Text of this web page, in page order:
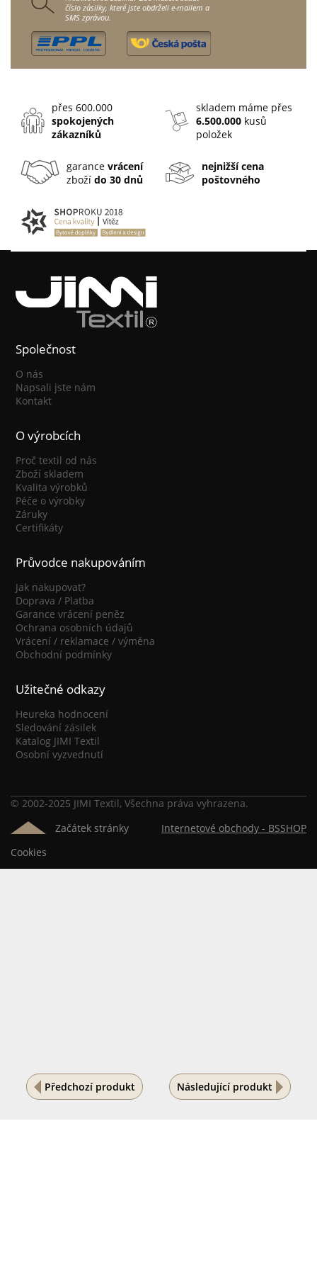
Předchozí produkt Následující produkt
číslo zásilky, které jste obdrželi e-mailem a
SMS zprávou.
přes 600.000
spokojených
zákazníků
skladem máme přes
6.500.000 kusů
položek
garancevrácení
zbožído 30 dnů
nejnižší cena
poštovného
Společnost
O nás
Napsali jste nám
Kontakt
O výrobcích
Proč textil od nás
Zboží skladem
Kvalita výrobků
Péče o výrobky
Záruky
Certifikáty
Průvodce nakupováním
Jak nakupovat?
Doprava / Platba
Garance vrácení peněz
Ochrana osobních údajů
Vrácení / reklamace / výměna
Obchodní podmínky
Užitečné odkazy
Heureka hodnocení
Sledování zásilek
Katalog JIMI Textil
Osobní vyzvednutí
© 2002-2025 JIMI Textil, Všechna práva vyhrazena.
Začátek stránky
Internetové obchody - BSSHOP
Cookies